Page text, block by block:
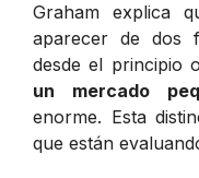
Graham explica
aparecer de dos
desde el principio
un mercado
enorme. Esta
que están